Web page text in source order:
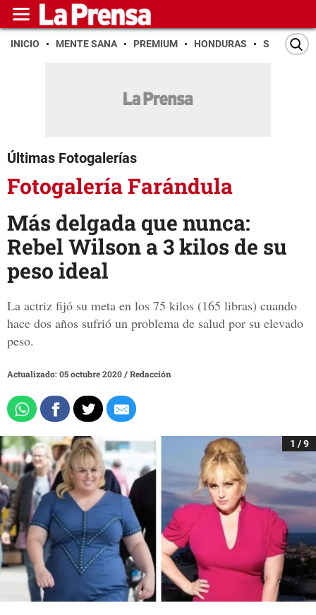
INICIO MENTE SANA PREMIUM HONDURAS SAN PEDRO
Últimas Fotogalerías
Fotogalería Farándula
Más delgada que nunca:
Rebel Wilson a 3 kilos de su
peso ideal
La actriz fijó su meta en los 75 kilos (165 libras) cuando
hace dos años sufrió un problema de salud por su elevado
peso.
Actualizado: 05 octubre 2020/Redacción
1 / 9